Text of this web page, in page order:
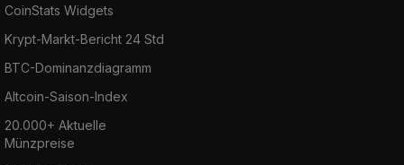
CoinStats Widgets
Krypt-Markt-Bericht 24 Std
BTC-Dominanzdiagramm
Altcoin-Saison-Index
20.000+ Aktuelle
Münzpreise